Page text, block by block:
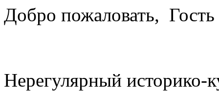
Добро пожаловать, Гость
Нерегулярный историко-